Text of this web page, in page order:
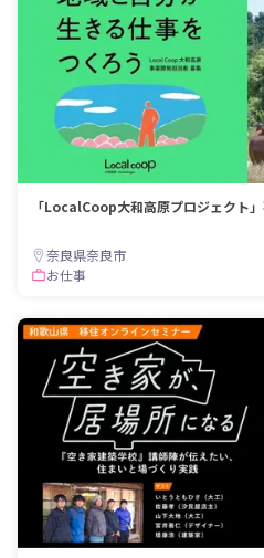
「LocalCoop大和高原プロジェクト
奈良県奈良市
お仕事